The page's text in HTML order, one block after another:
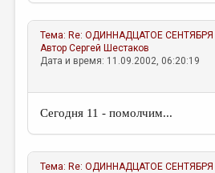
Тема: Re: ОДИННАДЦАТОЕ СЕНТЯБРЯ
АвторСергей Шестаков
Дата и время: 11.09.2002, 06:20:19
Сегодня 11 - помолчим...
Тема: Re: ОДИННАДЦАТОЕ СЕНТЯБРЯ